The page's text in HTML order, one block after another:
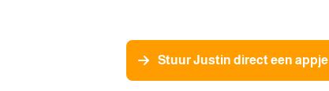
Stuur Justin direct een appje